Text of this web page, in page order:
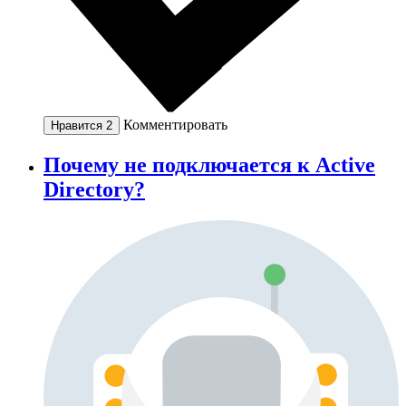
Нравится 2 Комментировать
Почему не подключается к Active
Directory?